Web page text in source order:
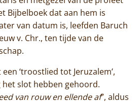
Bijbelboek dat aan hem is
van datum is, leefden Baruch
v. Chr., ten tijde van de
‘troostlied tot Jeruzalem’,
het slot hebben gehoord.
van rouw en ellende af”, aldus